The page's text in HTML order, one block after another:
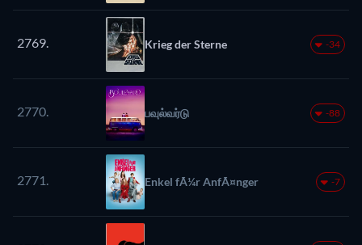
2769. Krieg der Sterne -34
2770. பவுல்வர்டு -88
2771. Enkel fÃ¼r AnfÃ¤nger -7